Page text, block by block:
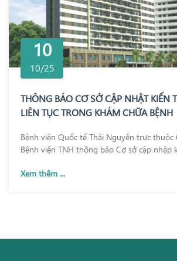
10
10/25
THÔNG BÁO CƠ SỞ CẬP NHẬT KIẾN
LIÊN TỤC TRONG KHÁM CHỮA BỆNH
Bệnh viện Quốc tế Thái Nguyên trực thuộc
Bệnh viện TNH thông báo Cơ sở cập nhập
Xem thêm ...